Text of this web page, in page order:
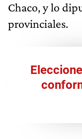
Chaco, y lo
provinciales.